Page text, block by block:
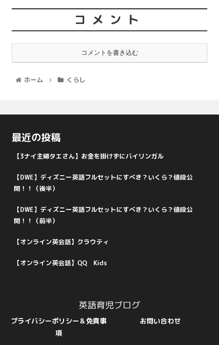
コメント
コメントを書き込む
ホーム くらし
最近の投稿
【3ナイ主婦タエさん】お金を掛けずにバイリンガル
【DWE】ディズニー英語フルセットにすべき？いくら？値段公
開！！（後半）
【DWE】ディズニー英語フルセットにすべき？いくら？値段公
開！！（前半）
【オンライン英会話】クラウティ
【オンライン英会話】QQ Kids
英語育児ブログ
プライバシーポリシー＆免責事
項
お問い合わせ